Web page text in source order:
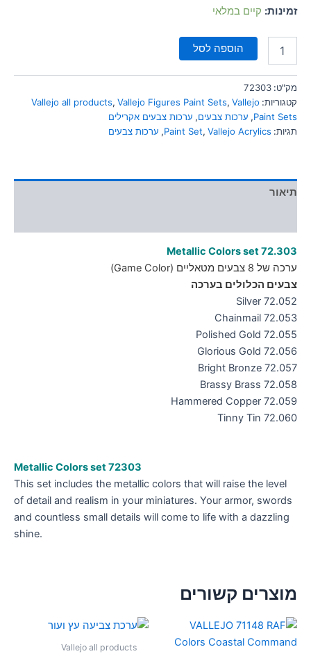
font_download סמן קישורים זמינות: קיים במלאי
הוספה לסל
מק"ט: 72303
קטגוריות:
Vallejo all products, Vallejo Figures Paint Sets, Vallejo
Paint Sets
, ערכות צבעים, ערכות צבעים אקרילים
תגיות:
Paint Set, Vallejo Acrylics
, ערכות צבעים
תיאור
Metallic Colors set 72.303
ערכה של 8 צבעים מטאליים (Game Color)
צבעים הכלולים בערכה
72.052 Silver
72.053 Chainmail
72.055 Polished Gold
72.056 Glorious Gold
72.057 Bright Bronze
72.058 Brassy Brass
72.059 Hammered Copper
72.060 Tinny Tin
Metallic Colors set 72303
This set includes the metallic colors that will raise the level
of detail and realism in your miniatures. Your armor, swords
and countless small details will come to life with a dazzling
shine.
מוצרים קשורים
Vallejo all products